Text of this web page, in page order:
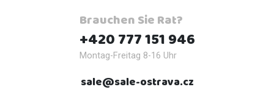
Brauchen Sie Rat?
+420 777 151 946
Montag-Freitag 8-16 Uhr
sale@sale-ostrava.cz